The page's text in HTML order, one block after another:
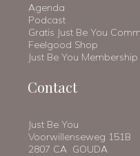
Agenda
Podcast
Gratis Just Be You
Feelgood Shop
Just Be You Membership
Contact
Just Be You
Voorwillenseweg 151B
2807 CA GOUDA